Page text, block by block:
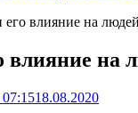
влияние на
влияние на
18.08.2020